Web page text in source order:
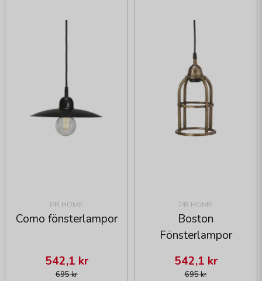
PR HOME
Como fönsterlampor
695 kr
542,1 kr
PR HOME
Boston
Fönsterlampor
695 kr
542,1 kr